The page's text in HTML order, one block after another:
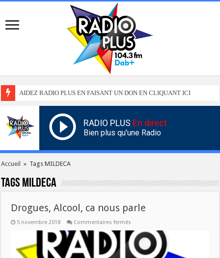
AIDEZ RADIO PLUS EN FAISANT UN DON EN CLIQUANT ICI
RADIO PLUS En direct
Bien plus qu'une Radio
Accueil » Tags MILDECA
Tags MILDECA
Drogues, Alcool, ca nous parle
5 novembre 2018 Commentaires fermés
Alcool,
ca
nous
parle